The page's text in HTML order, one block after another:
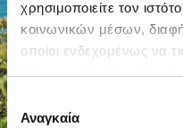
χρησιμοποιείτε τον
κοινωνικών μέσων,
οποίοι ενδεχομένως να
των υπηρεσιών τους.
Επιλογή
συγκατάθεσης
Αναγκαία
ΞΕΝΟΔΟΧΕΊΑ
ΠΡΟΟΡΙΣΜΟΊ